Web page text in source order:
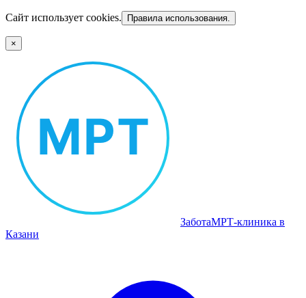
Сайт использует cookies. Правила использования.
×
ЗаботаМРТ‑клиника в
Казани